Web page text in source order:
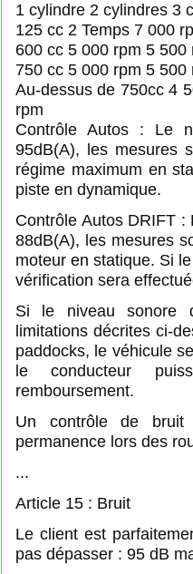
1 cylindre 2 cylindres 3
125 cc 2 Temps 7 000
600 cc 5 000 rpm 5
750 cc 5 000 rpm 5
Au-dessus de 750cc 4
rpm
Contrôle Autos : Le
95dB(A), les mesures
régime maximum en
piste en dynamique.
Contrôle Autos DRIFT
88dB(A), les mesures
moteur en statique. Si
vérification sera
Si le niveau sonore
limitations décrites ci-
paddocks, le véhicule
le conducteur
remboursement.
Un contrôle de bruit
permanence lors des
...
Article 15 : Bruit
Le client est
pas dépasser : 95 dB